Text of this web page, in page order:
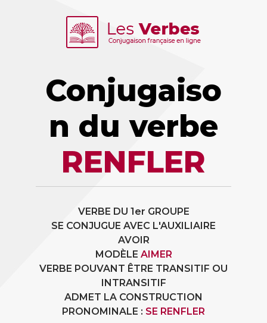
Conjugaiso
n du verbe
RENFLER
VERBE DU 1er GROUPE
SE CONJUGUE AVEC L'AUXILIAIRE
AVOIR
MODÈLE AIMER
VERBE POUVANT ÊTRE TRANSITIF OU
INTRANSITIF
ADMET LA CONSTRUCTION
PRONOMINALE : SE RENFLER